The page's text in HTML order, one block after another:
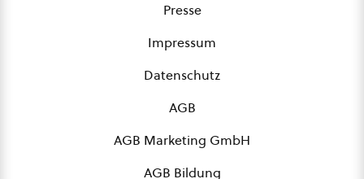
Presse
Impressum
Datenschutz
AGB
AGB Marketing GmbH
AGB Bildung